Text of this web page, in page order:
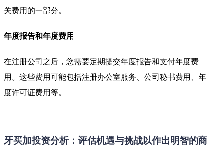
关费用的一部分。
年度报告和年度费用
在注册公司之后，您需要定期提交年度报告和支付年度费
用。这些费用可能包括注册办公室服务、公司秘书费用、年
度许可证费用等。
牙买加投资分析：评估机遇与挑战以作出明智的商